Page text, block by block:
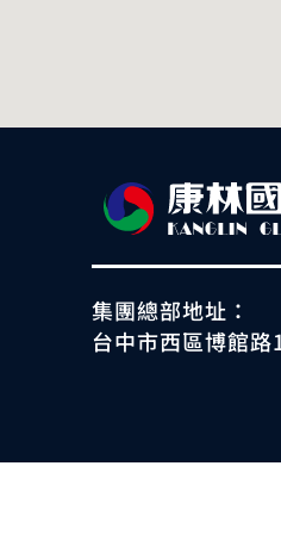
集團總部地址：
台中市西區博館